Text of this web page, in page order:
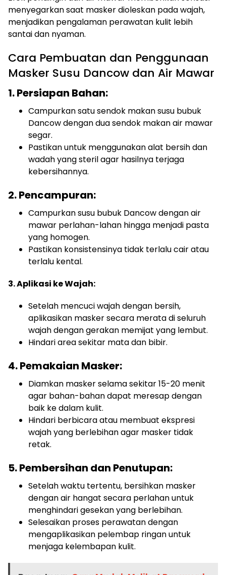
menyegarkan saat masker dioleskan pada wajah,
menjadikan pengalaman perawatan kulit lebih
santai dan nyaman.
Cara Pembuatan dan Penggunaan
Masker Susu Dancow dan Air Mawar
1. Persiapan Bahan:
Campurkan satu sendok makan susu bubuk
Dancow dengan dua sendok makan air mawar
segar.
Pastikan untuk menggunakan alat bersih dan
wadah yang steril agar hasilnya terjaga
kebersihannya.
2. Pencampuran:
Campurkan susu bubuk Dancow dengan air
mawar perlahan-lahan hingga menjadi pasta
yang homogen.
Pastikan konsistensinya tidak terlalu cair atau
terlalu kental.
3. Aplikasi ke Wajah:
Setelah mencuci wajah dengan bersih,
aplikasikan masker secara merata di seluruh
wajah dengan gerakan memijat yang lembut.
Hindari area sekitar mata dan bibir.
4. Pemakaian Masker:
Diamkan masker selama sekitar 15-20 menit
agar bahan-bahan dapat meresap dengan
baik ke dalam kulit.
Hindari berbicara atau membuat ekspresi
wajah yang berlebihan agar masker tidak
retak.
5. Pembersihan dan Penutupan:
Setelah waktu tertentu, bersihkan masker
dengan air hangat secara perlahan untuk
menghindari gesekan yang berlebihan.
Selesaikan proses perawatan dengan
mengaplikasikan pelembap ringan untuk
menjaga kelembapan kulit.